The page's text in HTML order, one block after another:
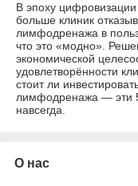
В эпоху
больше клиник
лимфодренажа в
что это «модно».
экономической
удовлетворённости
стоит ли
лимфодренажа — эти
навсегда.
О нас